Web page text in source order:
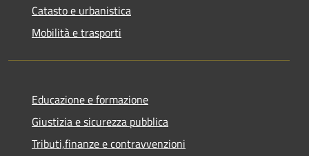
Catasto e urbanistica
Mobilità e trasporti
Educazione e formazione
Giustizia e sicurezza pubblica
Tributi,finanze e contravvenzioni